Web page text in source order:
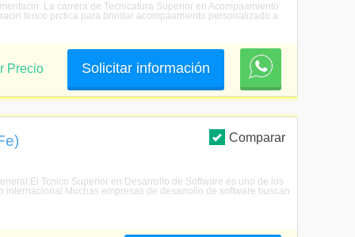
La carrera de Tecnicatura Superior en Acompaamiento
terico prctica para brindar acompaamiento personalizado a
Solicitar información
Precio
Comparar
Tcnico Superior en Desarrollo de Software es uno de los
empresas de desarrollo de software buscan